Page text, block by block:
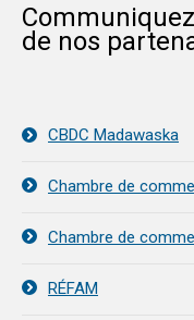
de nos
CBDC Madawaska
Chambre de
Chambre de
RÉFAM